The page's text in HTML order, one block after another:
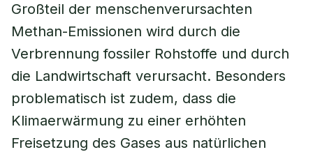
Großteil der menschenverursachten
Methan-Emissionen wird durch die
Verbrennung fossiler Rohstoffe und durch
die Landwirtschaft verursacht. Besonders
problematisch ist zudem, dass die
Klimaerwärmung zu einer erhöhten
Freisetzung des Gases aus natürlichen